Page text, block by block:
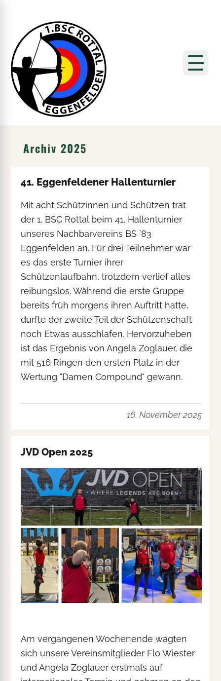
Archiv 2025
41. Eggenfeldener Hallenturnier
Mit acht Schützinnen und Schützen trat
der 1. BSC Rottal beim 41. Hallenturnier
unseres Nachbarvereins BS ´83
Eggenfelden an. Für drei Teilnehmer war
es das erste Turnier ihrer
Schützenlaufbahn, trotzdem verlief alles
reibungslos. Während die erste Gruppe
bereits früh morgens ihren Auftritt hatte,
durfte der zweite Teil der Schützenschaft
noch Etwas ausschlafen. Hervorzuheben
ist das Ergebnis von Angela Zoglauer, die
mit 516 Ringen den ersten Platz in der
Wertung "Damen Compound" gewann.
16. November 2025
JVD Open 2025
Am vergangenen Wochenende wagten
sich unsere Vereinsmitglieder Flo Wiester
und Angela Zoglauer erstmals auf